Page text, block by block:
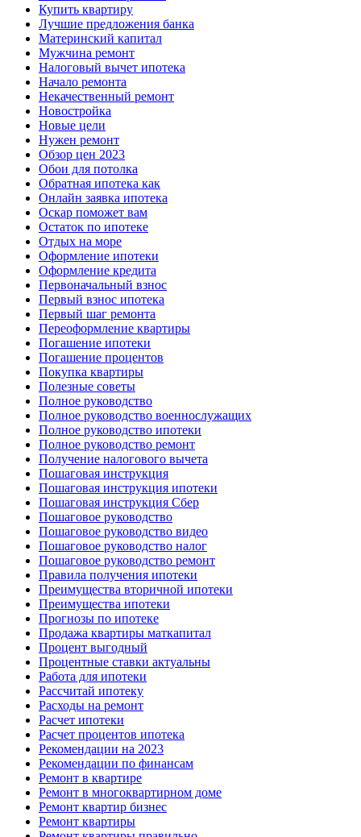
Купить квартиру
Лучшие предложения банка
Материнский капитал
Мужчина ремонт
Налоговый вычет ипотека
Начало ремонта
Некачественный ремонт
Новостройка
Новые цели
Нужен ремонт
Обзор цен 2023
Обои для потолка
Обратная ипотека как
Онлайн заявка ипотека
Оскар поможет вам
Остаток по ипотеке
Отдых на море
Оформление ипотеки
Оформление кредита
Первоначальный взнос
Первый взнос ипотека
Первый шаг ремонта
Переоформление квартиры
Погашение ипотеки
Погашение процентов
Покупка квартиры
Полезные советы
Полное руководство
Полное руководство военнослужащих
Полное руководство ипотеки
Полное руководство ремонт
Получение налогового вычета
Пошаговая инструкция
Пошаговая инструкция ипотеки
Пошаговая инструкция Сбер
Пошаговое руководство
Пошаговое руководство видео
Пошаговое руководство налог
Пошаговое руководство ремонт
Правила получения ипотеки
Преимущества вторичной ипотеки
Преимущества ипотеки
Прогнозы по ипотеке
Продажа квартиры маткапитал
Процент выгодный
Процентные ставки актуальны
Работа для ипотеки
Рассчитай ипотеку
Расходы на ремонт
Расчет ипотеки
Расчет процентов ипотека
Рекомендации на 2023
Рекомендации по финансам
Ремонт в квартире
Ремонт в многоквартирном доме
Ремонт квартир бизнес
Ремонт квартиры